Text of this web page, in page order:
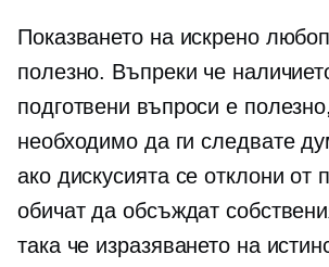
Показването на искрено
полезно. Въпреки че
подготвени въпроси е
необходимо да ги следвате
ако дискусията се отклони от
обичат да обсъждат
така че изразяването на